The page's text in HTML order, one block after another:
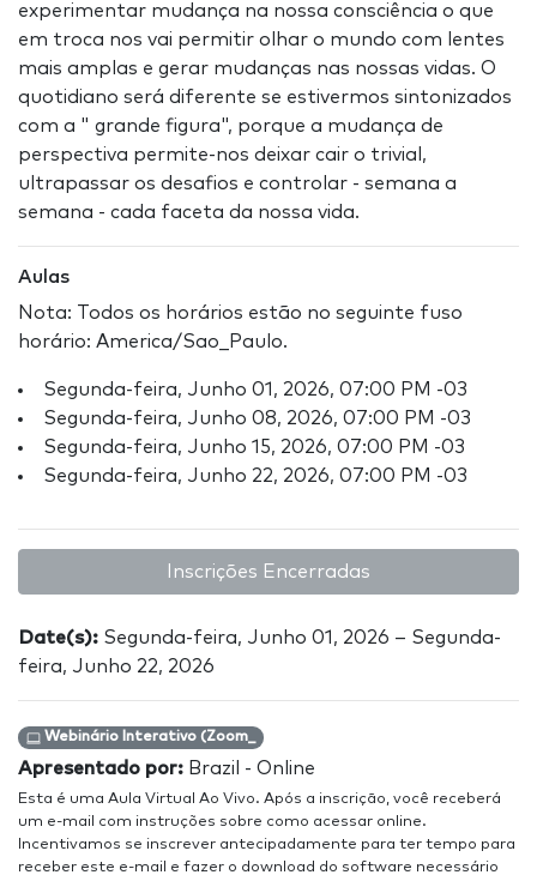
experimentar mudança na nossa consciência o que
em troca nos vai permitir olhar o mundo com lentes
mais amplas e gerar mudanças nas nossas vidas. O
quotidiano será diferente se estivermos sintonizados
com a " grande figura", porque a mudança de
perspectiva permite-nos deixar cair o trivial,
ultrapassar os desafios e controlar - semana a
semana - cada faceta da nossa vida.
Aulas
Nota: Todos os horários estão no seguinte fuso
horário: America/Sao_Paulo.
Segunda-feira, Junho 01, 2026, 07:00 PM -03
Segunda-feira, Junho 08, 2026, 07:00 PM -03
Segunda-feira, Junho 15, 2026, 07:00 PM -03
Segunda-feira, Junho 22, 2026, 07:00 PM -03
Inscrições Encerradas
Date(s): Segunda-feira, Junho 01, 2026 – Segunda-
feira, Junho 22, 2026
Webinário Interativo (Zoom_
Apresentado por: Brazil - Online
Esta é uma Aula Virtual Ao Vivo. Após a inscrição, você receberá
um e-mail com instruções sobre como acessar online.
Incentivamos se inscrever antecipadamente para ter tempo para
receber este e-mail e fazer o download do software necessário